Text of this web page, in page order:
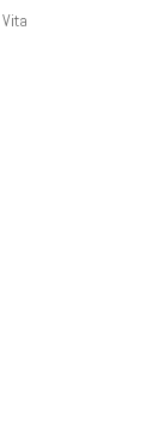
Vita